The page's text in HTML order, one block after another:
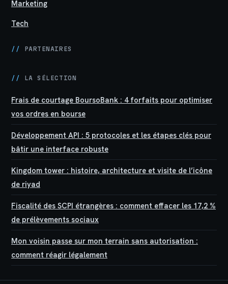
Marketing
Tech
// PARTENAIRES
// LA SÉLECTION
Frais de courtage BoursoBank : 4 forfaits pour optimiser
vos ordres en bourse
Développement API : 5 protocoles et les étapes clés pour
bâtir une interface robuste
Kingdom tower : histoire, architecture et visite de l’icône
de riyad
Fiscalité des SCPI étrangères : comment effacer les 17,2 %
de prélèvements sociaux
Mon voisin passe sur mon terrain sans autorisation :
comment réagir légalement